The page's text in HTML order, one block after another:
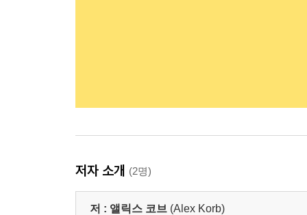
저자 소개 (2명)
저 : 앨릭스 코브 (Alex Korb)